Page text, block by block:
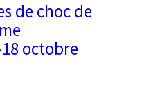
de choc de
octobre